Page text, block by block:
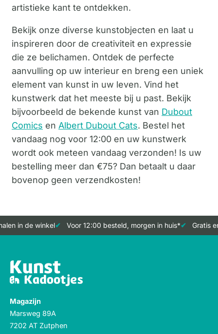
artistieke kant te ontdekken.
Bekijk onze diverse kunstobjecten en laat u
inspireren door de creativiteit en expressie
die ze belichamen. Ontdek de perfecte
aanvulling op uw interieur en breng een uniek
element van kunst in uw leven. Vind het
kunstwerk dat het meeste bij u past. Bekijk
bijvoorbeeld de bekende kunst van Dubout
Comics en Albert Dubout Cats. Bestel het
vandaag nog voor 12:00 en uw kunstwerk
wordt ook meteen vandaag verzonden! Is uw
bestelling meer dan €75? Dan betaalt u daar
bovenop geen verzendkosten!
in de winkel Voor 12:00 besteld, morgen in huis* Gratis
Magazijn
Marsweg 89A
7202 AT Zutphen